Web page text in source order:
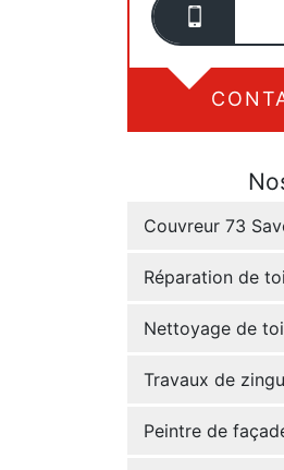
Couvreur 73
Réparation de
Nettoyage de
Travaux de
Peintre de